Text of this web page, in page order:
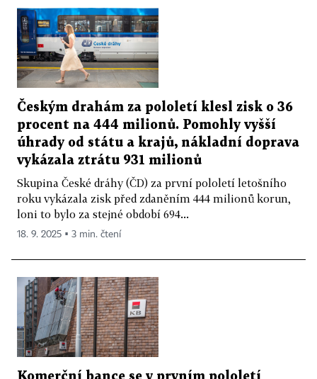
Českým drahám za pololetí klesl zisk o 36
procent na 444 milionů. Pomohly vyšší
úhrady od státu a krajů, nákladní doprava
vykázala ztrátu 931 milionů
Skupina České dráhy (ČD) za první pololetí letošního
roku vykázala zisk před zdaněním 444 milionů korun,
loni to bylo za stejné období 694...
18. 9. 2025 ▪ 3 min. čtení
Komerční bance se v prvním pololetí